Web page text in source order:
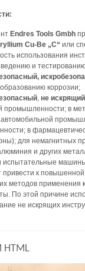
Endres Tools Gmbh
Cu-Be „C“ или
использования
и
образованию коррозии;
, не искрящий
промышленности; в
в
для немагнитных
и других
испытательные
привести к
методов применения
По этой причине
не искрящих
HTML